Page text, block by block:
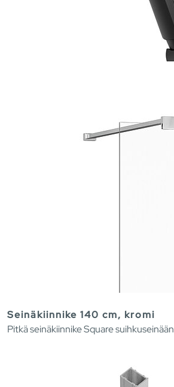
Seinäkiinnike 140 cm, kromi
Pitkä seinäkiinnike Square suihkuseinään